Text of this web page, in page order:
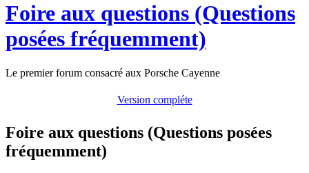
Foire aux questions (Questions
posées fréquemment)
Le premier forum consacré aux Porsche Cayenne
Version compléte
Foire aux questions (Questions posées
fréquemment)